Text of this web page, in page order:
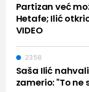
Partizan već
Hetafe; Ilić
VIDEO
Saša Ilić
zamerio: "To ne
23:58